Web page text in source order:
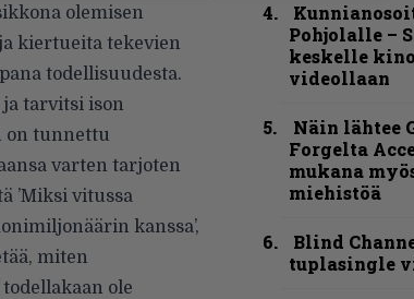
olemisen
kiertueita tekevien
todellisuudesta.
tarvitsi ison
on tunnettu
varten tarjoten
’Miksi vitussa
kanssa’,
miten
ole
Pohjolalle –
keskelle
videollaan
Näin lähtee
Forgelta
mukana
miehistöä
Blind
tuplasingle